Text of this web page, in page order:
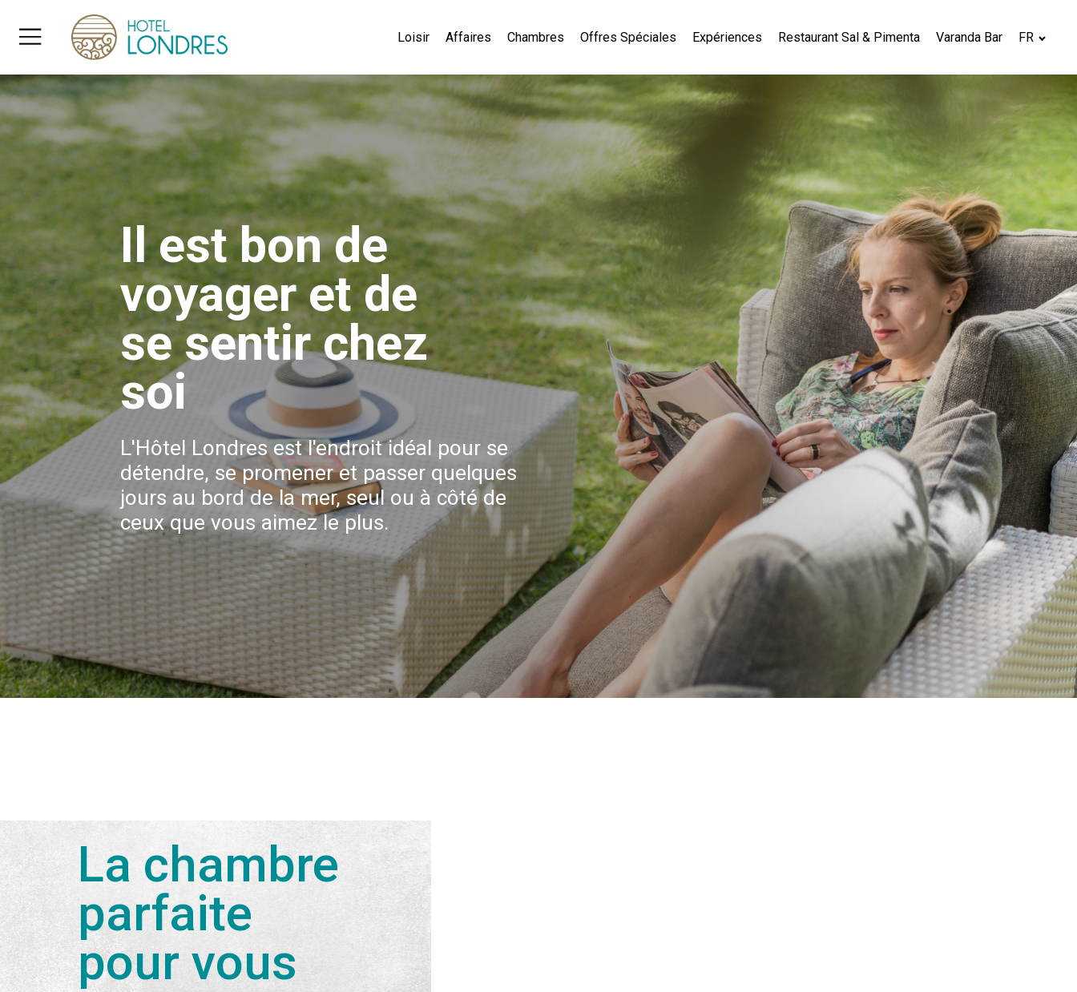
Loisir Affaires Chambres Offres Spéciales Expériences Restaurant Sal & Pimenta Varanda Bar FR
Il est bon de
voyager et de
se sentir chez
soi
L'Hôtel Londres est l'endroit idéal pour se
détendre, se promener et passer quelques
jours au bord de la mer, seul ou à côté de
ceux que vous aimez le plus.
La chambre
parfaite
pour vous